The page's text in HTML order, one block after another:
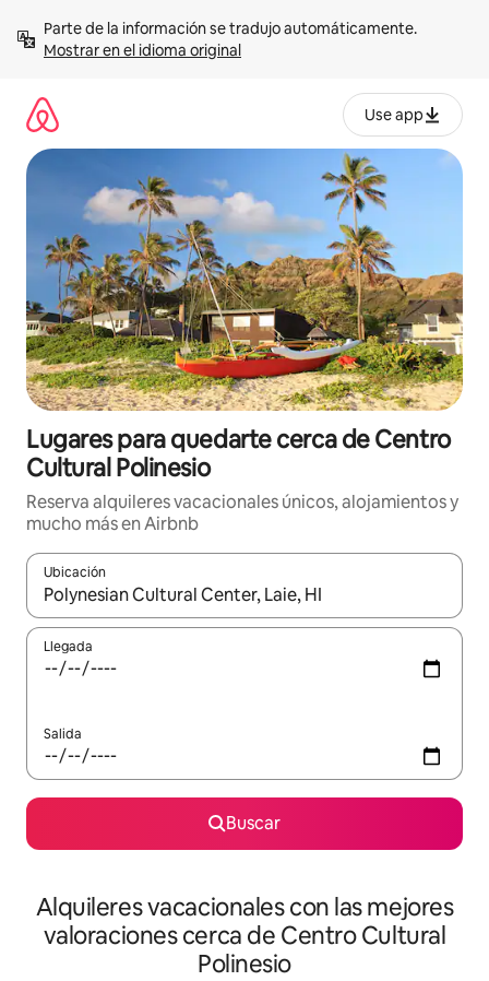
contenidoMostrar en el idioma original
Use app
Lugares para quedarte cerca de Centro
Cultural Polinesio
Reserva alquileres vacacionales únicos, alojamientos y
mucho más en Airbnb
Ubicación
Cuando los resultados estén disponibles, navega con las
Llegada
Salida
Buscar
Alquileres vacacionales con las mejores
valoraciones cerca de Centro Cultural
Polinesio